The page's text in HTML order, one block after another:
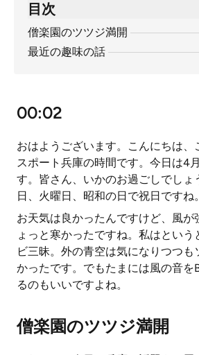
目次
僧楽園のツツジ満開
最近の趣味の話
00:02
おはようございます。こんにちは、
スポート兵庫の時間です。今日は4
す。皆さん、いかのお過ごしでし
日、火曜日、昭和の日で祝日ですね。
お天気は良かったんですけど、風が
ょっと寒かったですね。私はという
ビ三昧。外の青空は気になりつつも
かったです。でもたまには風の音を
るのもいいですよね。
僧楽園のツツジ満開